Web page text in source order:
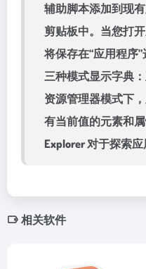
辅助脚本添加到现
剪贴板中。当您打
将保存在“应用程序
三种模式显示字典
资源管理器模式下
有当前值的元素和
Explorer 对于探索应
相关软件